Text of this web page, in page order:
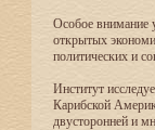
Особое внимание
открытых
политических и
Институт
Карибской
двусторонней и